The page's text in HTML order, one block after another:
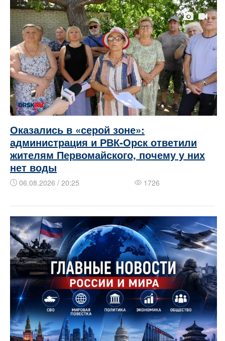
Оказались в «серой зоне»:
администрация и РВК-Орск ответили
жителям Первомайского, почему у них
нет воды
06.08.2026 / 20:25 1726